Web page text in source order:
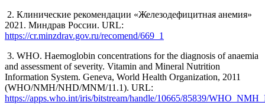
2. Клинические рекомендации «Железодефицитная анемия»
2021. Миндрав России. URL:
https://cr.minzdrav.gov.ru/recomend/669_1
3. WHO. Haemoglobin concentrations for the diagnosis of anaemia
and assessment of severity. Vitamin and Mineral Nutrition
Information System. Geneva, World Health Organization, 2011
(WHO/NMH/NHD/MNM/11.1). URL:
https://apps.who.int/iris/bitstream/handle/10665/85839/